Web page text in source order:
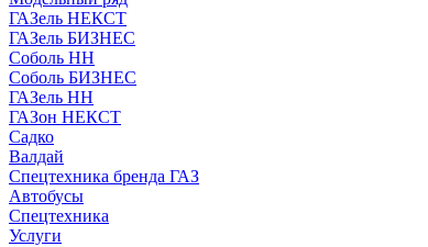
ГАЗель НЕКСТ
ГАЗель БИЗНЕС
Соболь НН
Соболь БИЗНЕС
ГАЗель НН
ГАЗон НЕКСТ
Садко
Валдай
Спецтехника бренда ГАЗ
Автобусы
Спецтехника
Услуги